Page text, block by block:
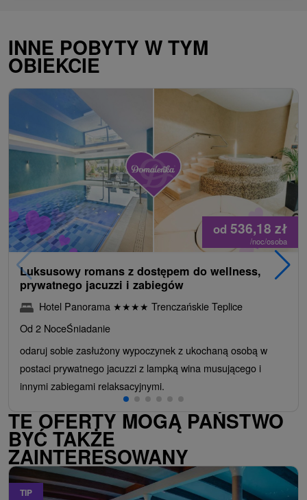
INNE POBYTY W TYM
OBIEKCIE
od 536,18 zł
/noc/osoba
Luksusowy romans z dostępem do wellness,
prywatnego jacuzzi i zabiegów
Hotel Panorama ★★★★ Trenczańskie Teplice
Od 2 NoceŚniadanie
odaruj sobie zasłużony wypoczynek z ukochaną osobą w
postaci prywatnego jacuzzi z lampką wina musującego i
innymi zabiegami relaksacyjnymi.
TE OFERTY MOGĄ PAŃSTWO
BYĆ TAKŻE
ZAINTERESOWANY
TIP